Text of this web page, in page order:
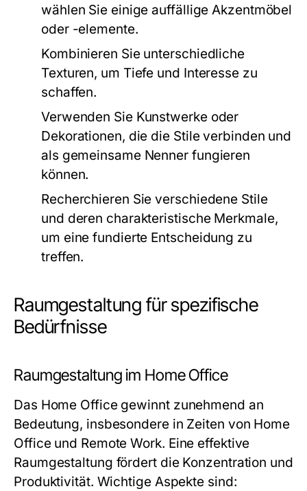
wählen Sie einige auffällige Akzentmöbel
oder -elemente.
Kombinieren Sie unterschiedliche
Texturen, um Tiefe und Interesse zu
schaffen.
Verwenden Sie Kunstwerke oder
Dekorationen, die die Stile verbinden und
als gemeinsame Nenner fungieren
können.
Recherchieren Sie verschiedene Stile
und deren charakteristische Merkmale,
um eine fundierte Entscheidung zu
treffen.
Raumgestaltung für spezifische
Bedürfnisse
Raumgestaltung im Home Office
Das Home Office gewinnt zunehmend an
Bedeutung, insbesondere in Zeiten von Home
Office und Remote Work. Eine effektive
Raumgestaltung fördert die Konzentration und
Produktivität. Wichtige Aspekte sind: